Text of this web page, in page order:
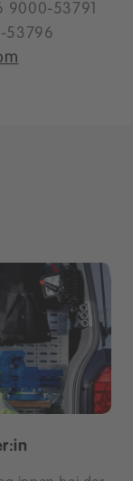
53791
53796